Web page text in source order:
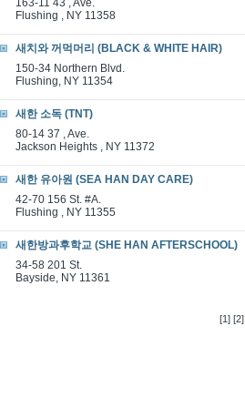
163-11 43 , Ave.
Flushing , NY 11358
새치와 꺼먹머리 (BLACK & WHITE HAIR)
150-34 Northern Blvd.
Flushing, NY 11354
새한 소독 (TNT)
80-14 37 , Ave.
Jackson Heights , NY 11372
새한 유아원 (SEA HAN DAY CARE)
42-70 156 St. #A.
Flushing , NY 11355
새한방과후학교 (SHE HAN AFTERSCHOOL)
34-58 201 St.
Bayside, NY 11361
[1] [2]